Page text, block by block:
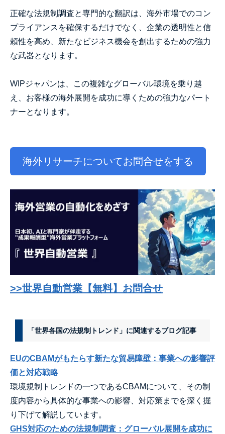
正確な法規制調査と専門的な翻訳は、海外市場でのコン
プライアンスを確保するだけでなく、企業の透明性と信
頼性を高め、新たなビジネス機会を創出するための強力
な武器となります。
WIPジャパンは、この複雑なグローバル環境を乗り越
え、お客様の海外展開を成功に導くための強力なパート
ナーとなります。
海外リサーチについてお問合せをする
>>世界自動営業【無料】お問合せ
「世界各国の法規制トレンド」に関連するブログ記事
EUのCBAMがもたらす新たな貿易障壁：事業への影響評
価と対応戦略
環境規制トレンドの一つであるCBAMについて、その制
度内容から具体的な事業への影響、対応策までを深く掘
り下げて解説しています。
GHS対応のための法規制調査：グローバル展開を成功に